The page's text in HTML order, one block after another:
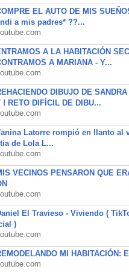
EL AUTO DE MIS
a mis padres* ??...
A LA HABITACIÓN
A MARIANA - Y...
DIBUJO DE
! RETO DIFÍCIL DE DIBU...
Latorre rompió en llanto al
de Lola L...
VECINOS PENSARON QUE
El Travieso - Viviendo (
)
MI HABITACIÓN: